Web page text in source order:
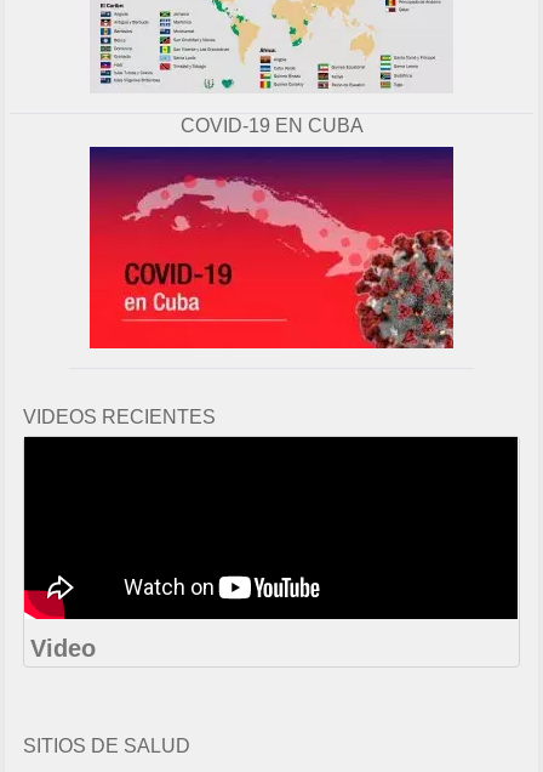
COVID-19 EN CUBA
VIDEOS RECIENTES
Video
SITIOS DE SALUD